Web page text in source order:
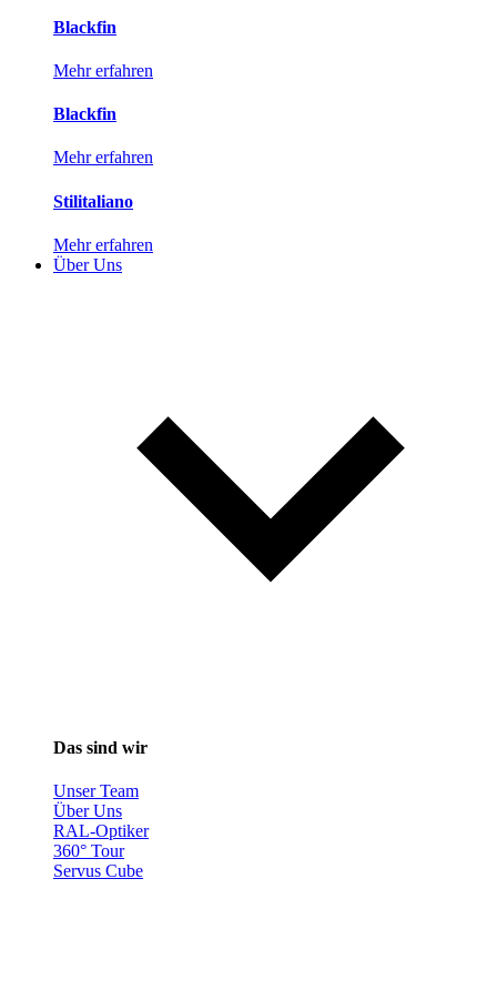
Blackfin
Mehr erfahren
Blackfin
Mehr erfahren
Stilitaliano
Mehr erfahren
Über Uns
Das sind wir
Unser Team
Über Uns
RAL-Optiker
360° Tour
Servus Cube